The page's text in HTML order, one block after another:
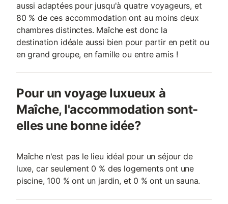
aussi adaptées pour jusqu'à quatre voyageurs, et
80 % de ces accommodation ont au moins deux
chambres distinctes. Maîche est donc la
destination idéale aussi bien pour partir en petit ou
en grand groupe, en famille ou entre amis !
Pour un voyage luxueux à
Maîche, l'accommodation sont-
elles une bonne idée?
Maîche n'est pas le lieu idéal pour un séjour de
luxe, car seulement 0 % des logements ont une
piscine, 100 % ont un jardin, et 0 % ont un sauna.